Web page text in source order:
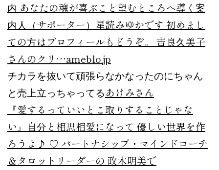
内 あなたの魂が喜ぶこと望むところへ導く案
内人（サポーター）星読みゆかです 初めまし
ての方はプロフィールもどうぞ。 吉良久美子
さんのクリ…ameblo.jp
チカラを抜いて頑張らなかなったのにちゃん
と売上立っちゃってる あけみさん
『愛するっていいとこ取りすることじゃな
い』 自分と相思相愛になって 優しい世界を作
ろうよ♪ ♡ パートナシップ・マインドコーチ
＆タロットリーダーの 政木明美で